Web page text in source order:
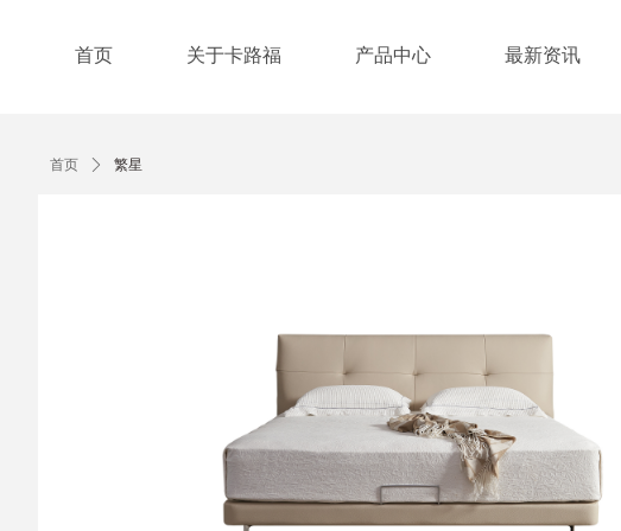
首页 关于卡路福 产品中心 最新资讯
首页 ꄲ 繁星